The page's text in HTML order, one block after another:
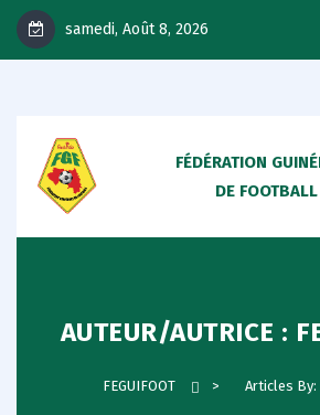
samedi, Août 8, 2026
FÉDÉRATION
DE FOOTBALL
AUTEUR/AUTRICE :
FEGUIFOOT > Articles By: